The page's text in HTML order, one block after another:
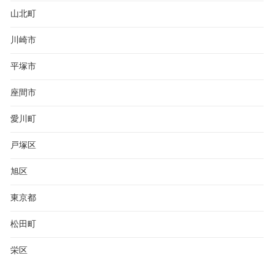
山北町
川崎市
平塚市
座間市
愛川町
戸塚区
旭区
東京都
松田町
栄区